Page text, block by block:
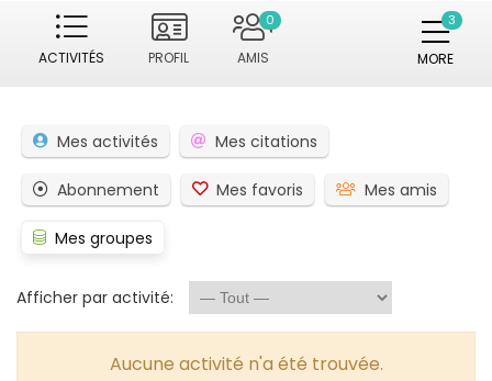
ACTIVITÉS PROFIL AMIS
0
MORE
Mes activités Mes citations
Abonnement Mes favoris Mes amis
Mes groupes
Afficher par activité:
Aucune activité n'a été trouvée.